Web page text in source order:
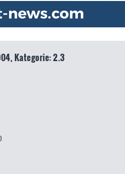
Kategorie: 2.3